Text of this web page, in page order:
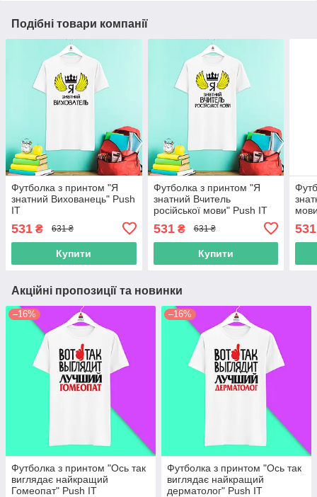
Подібні товари компанії
Футболка з принтом "Я
знатний Вихованець" Push
IT
531 ₴ 631 ₴
Купити
Футболка з принтом "Я
знатний Вчитель
російської мови" Push IT
531₴ 631 ₴
Купити
531
Акційні пропозиції та новинки
–16%
Футболка з принтом "Ось так
виглядає найкращий
Гомеопат" Push IT
–16%
Футболка з принтом "Ось так
виглядає найкращий
дерматолог" Push IT